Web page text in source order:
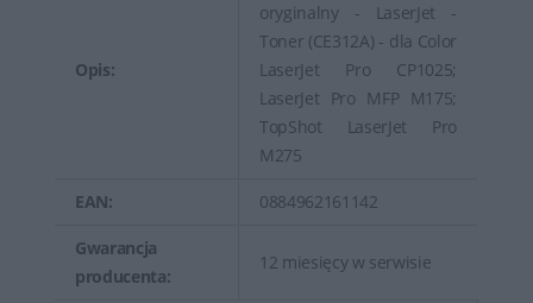
Opis:
oryginalny - LaserJet -
Toner (CE312A) - dla Color
LaserJet Pro CP1025;
LaserJet Pro MFP M175;
TopShot LaserJet Pro
M275
EAN: 0884962161142
Gwarancja
producenta:
12 miesięcy w serwisie